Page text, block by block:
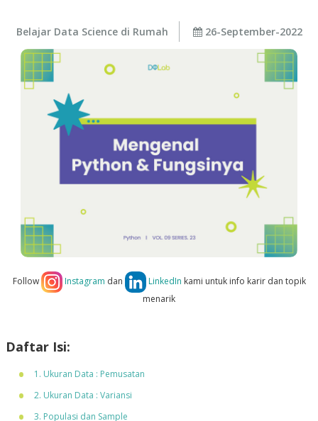
Belajar Data Science di Rumah 26-September-2022
Follow Instagram dan LinkedIn kami untuk info karir dan topik
menarik
Daftar Isi:
1. Ukuran Data : Pemusatan
2. Ukuran Data : Variansi
3. Populasi dan Sample